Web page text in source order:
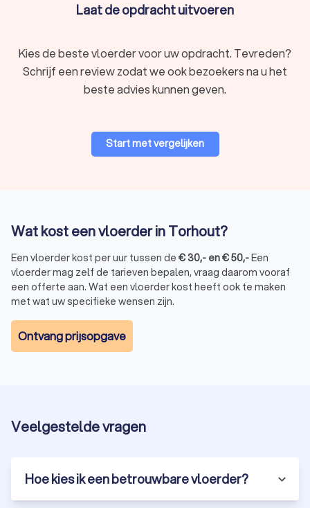
Laat de opdracht uitvoeren
Kies de beste vloerder voor uw opdracht. Tevreden?
Schrijf een review zodat we ook bezoekers na u het
beste advies kunnen geven.
Start met vergelijken
Wat kost een vloerder in Torhout?
Een vloerder kost per uur tussen de €30,- en€50,-Een
vloerder mag zelf de tarieven bepalen, vraag daarom vooraf
een offerte aan. Wat een vloerder kost heeft ook te maken
met wat uw specifieke wensen zijn.
Ontvang prijsopgave
Veelgestelde vragen
Hoe kies ik een betrouwbare vloerder?